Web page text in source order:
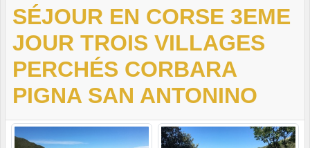
SÉJOUR EN CORSE 3EME
JOUR TROIS VILLAGES
PERCHÉS CORBARA
PIGNA SAN ANTONINO